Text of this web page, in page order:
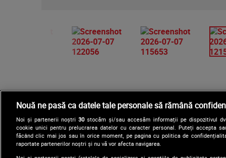
Nouă ne pasă ca datele tale personale să rămână
Noi și partenerii noștri 30stocăm și/sau accesăm informații pe dispozitivul
cookie unici pentru prelucrarea datelor cu caracter personal. Puteți accepta
făcând clic mai jos sau în orice moment, pe pagina cu politica de
raportate partenerilor noștri și nu vă vor afecta navigarea.